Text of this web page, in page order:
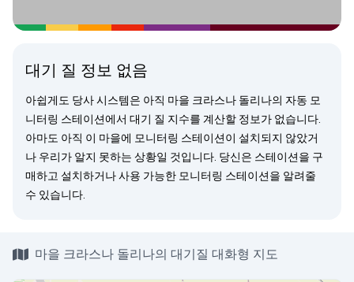
대기 질 정보 없음
아쉽게도 당사 시스템은 아직 마을 크라스나 돌리나의 자동 모
니터링 스테이션에서 대기 질 지수를 계산할 정보가 없습니다.
아마도 아직 이 마을에 모니터링 스테이션이 설치되지 않았거
나 우리가 알지 못하는 상황일 것입니다. 당신은 스테이션을 구
매하고 설치하거나 사용 가능한 모니터링 스테이션을 알려줄
수 있습니다.
마을 크라스나 돌리나의 대기질 대화형 지도